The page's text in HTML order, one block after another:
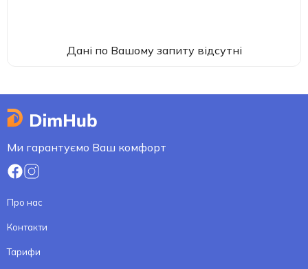
Дані по Вашому запиту відсутні
Ми гарантуємо Ваш комфорт
Про нас
Контакти
Тарифи